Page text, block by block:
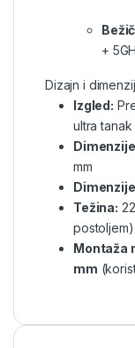
+
Dizajn i
Izgled:
ultra
mm
Težina:
postoljem)
Montaža
mm